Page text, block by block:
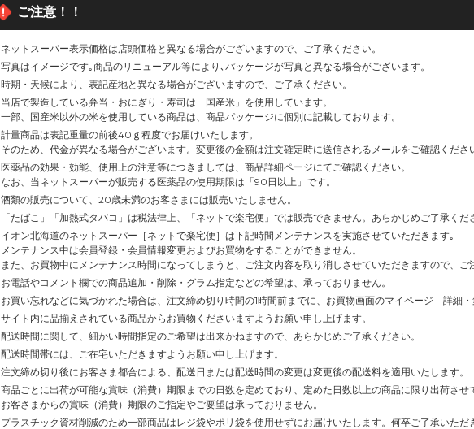
ご注意！！
ネットスーパー表示価格は店頭価格と異なる場合がございますので、ご了承ください。
写真はイメージです｡商品のリニューアル等により､パッケージが写真と異なる場合がございます。
時期・天候により、表記産地と異なる場合がございますので、ご了承ください。
当店で製造している弁当・おにぎり・寿司は「国産米」を使用しています。
一部、国産米以外の米を使用している商品は、商品パッケージに個別に記載しております。
計量商品は表記重量の前後40ｇ程度でお届けいたします。
そのため、代金が異なる場合がございます。変更後の金額は注文確定時に送信されるメールをご確認くださ
医薬品の効果・効能、使用上の注意等につきましては、商品詳細ページにてご確認ください。
なお、当ネットスーパーが販売する医薬品の使用期限は「90日以上」です。
酒類の販売について、20歳未満のお客さまには販売いたしません。
「たばこ」「加熱式タバコ」は税法律上、「ネットで楽宅便」では販売できません。あらかじめご了承くだ
イオン北海道のネットスーパー［ネットで楽宅便］は下記時間メンテナンスを実施させていただきます｡
メンテナンス中は会員登録・会員情報変更およびお買物をすることができません。
また、お買物中にメンテナンス時間になってしまうと、ご注文内容を取り消しさせていただきますので、ご
お電話やコメント欄での商品追加・削除・グラム指定などの希望は、承っておりません。
お買い忘れなどに気づかれた場合は、注文締め切り時間の1時間前までに、お買物画面のマイページ 詳細
サイト内に品揃えされている商品からお買物くださいますようお願い申し上げます。
配送時間に関して、細かい時間指定のご希望は出来かねますので、あらかじめご了承ください。
配送時間帯には、ご在宅いただきますようお願い申し上げます。
注文締め切り後にお客さま都合による、配送日または配送時間の変更は変更後の配送料を適用いたします。
商品ごとに出荷が可能な賞味（消費）期限までの日数を定めており、定めた日数以上の商品に限り出荷させ
お客さまからの賞味（消費）期限のご指定やご要望は承っておりません。
プラスチック資材削減のため一部商品はレジ袋やポリ袋を使用せずにお届けいたします。何卒ご了承いた